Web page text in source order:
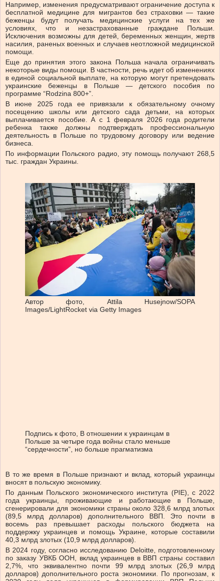
Например, изменения предусматривают ограничение доступа к
бесплатной медицине для мигрантов без страховки — такие
беженцы будут получать медицинские услуги на тех же
условиях, что и незастрахованные граждане Польши.
Исключения возможны для детей, беременных женщин, жертв
насилия, раненых военных и случаев неотложной медицинской
помощи.
Еще до принятия этого закона Польша начала ограничивать
некоторые виды помощи. В частности, речь идет об изменениях
в единой социальной выплате, на которую могут претендовать
украинские беженцы в Польше — детского пособия по
программе “Rodzina 800+”.
В июне 2025 года ее привязали к обязательному очному
посещению школы или детского сада детьми, на которых
выплачивается пособие. А с 1 февраля 2026 года родители
ребенка также должны подтверждать профессиональную
деятельность в Польше по трудовому договору или ведение
бизнеса.
По информации Польского радио, эту помощь получают 268,5
тыс. граждан Украины.
Автор фото, Attila Husejnow/SOPA
Images/LightRocket via Getty Images
Подпись к фото, В отношении к украинцам в
Польше за четыре года войны стало меньше
“сердечности”, но больше прагматизма
В то же время в Польше признают и вклад, который украинцы
вносят в польскую экономику.
По данным Польского экономического института (РІЕ), с 2022
года украинцы, проживающие и работающие в Польше,
сгенерировали для экономики страны около 328,6 млрд злотых
(89,5 млрд долларов) дополнительного ВВП. Это почти в
восемь раз превышает расходы польского бюджета на
поддержку украинцев и помощь Украине, которые составили
40,3 млрд злотых (10,9 млрд долларов).
В 2024 году, согласно исследованию Deloitte, подготовленному
по заказу УВКБ ООН, вклад украинцев в ВВП страны составил
2,7%, что эквивалентно почти 99 млрд злотых (26,9 млрд
долларов) дополнительного роста экономики. По прогнозам, к